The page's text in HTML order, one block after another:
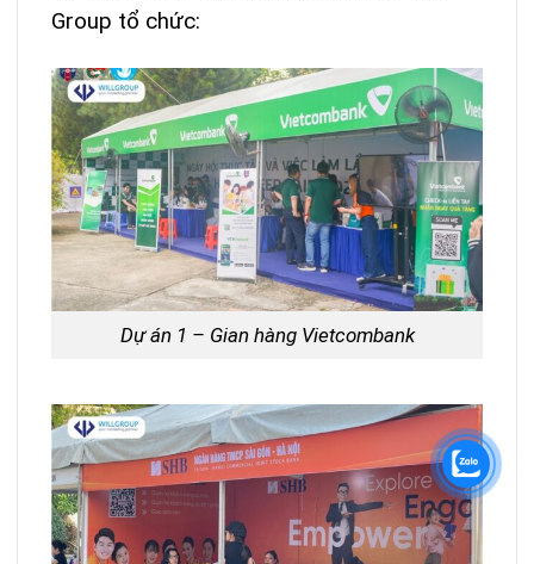
Group tổ chức:
Dự án 1 – Gian hàng Vietcombank